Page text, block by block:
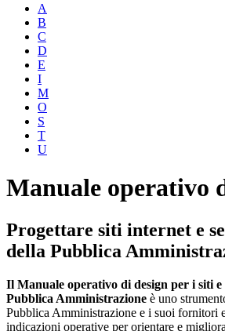
A
B
C
D
E
I
M
O
S
T
U
Manuale operativo
Progettare siti internet e
della Pubblica
Il Manuale operativo di design per i siti
Pubblica Amministrazione è uno
Pubblica Amministrazione e i suoi fornitori
indicazioni operative per orientare e